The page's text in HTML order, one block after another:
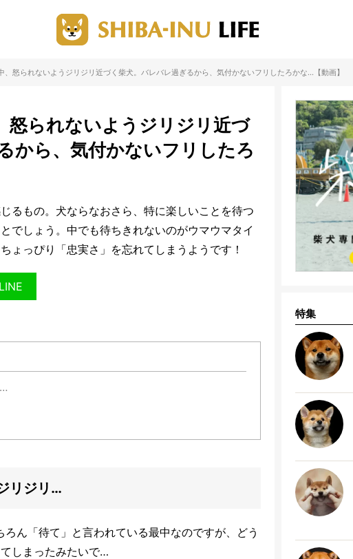
、怒られないようジリジリ近づく柴犬。バレバレ過ぎるから、気付かないフリしたろかな…【動画】
怒られないようジリジリ近づ
から、気付かないフリしたろ
るもの。犬ならなおさら、特に楽しいことを待つ
でしょう。中でも待ちきれないのがウマウマタイ
ょっぴり「忠実さ」を忘れてしまうようです！
LINE
リジリ…
ん「待て」と言われている最中なのですが、どう
しまったみたいで…
特集